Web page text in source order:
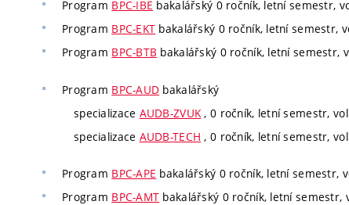
Program BPC-IBE bakalářský 0 ročník, letní semestr,
Program BPC-EKT bakalářský 0 ročník, letní semestr,
Program BPC-BTB bakalářský 0 ročník, letní semestr,
Program BPC-AUD bakalářský
specializace AUDB-ZVUK , 0 ročník, letní semestr,
specializace AUDB-TECH , 0 ročník, letní semestr,
Program BPC-APE bakalářský 0 ročník, letní semestr,
Program BPC-AMT bakalářský 0 ročník, letní semestr,